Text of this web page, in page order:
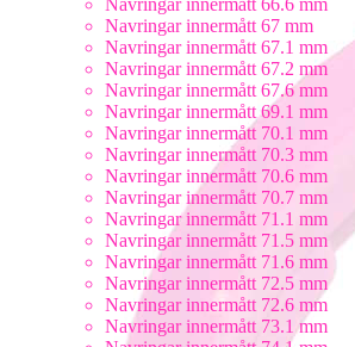
Navringar innermått 66.6 mm
Navringar innermått 67 mm
Navringar innermått 67.1 mm
Navringar innermått 67.2 mm
Navringar innermått 67.6 mm
Navringar innermått 69.1 mm
Navringar innermått 70.1 mm
Navringar innermått 70.3 mm
Navringar innermått 70.6 mm
Navringar innermått 70.7 mm
Navringar innermått 71.1 mm
Navringar innermått 71.5 mm
Navringar innermått 71.6 mm
Navringar innermått 72.5 mm
Navringar innermått 72.6 mm
Navringar innermått 73.1 mm